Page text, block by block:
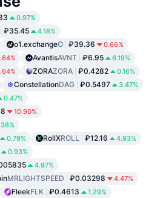
0.97%
₽35.45 4.18%
o1.exchangeO ₽39.36 0.66%
AvantisAVNT ₽6.95 6.19%
ZORAZORA ₽0.4282 0.16%
ConstellationDAG ₽0.5497 3.47%
0.47%
10.90%
0.79% RollXROLL ₽12.16 4.93%
0.93%
4.97%
MRLIGHTSPEED ₽0.03298 4.47%
FleekFLK ₽0.4613 1.29%